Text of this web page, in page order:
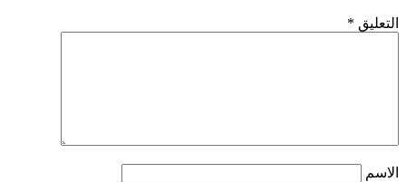
التعليق *
الاسم